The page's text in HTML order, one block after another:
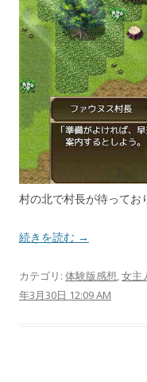
村の北で村長が待ってお
続きを読む →
カテゴリ: 体験版感想,女主
年3月30日 12:09 AM